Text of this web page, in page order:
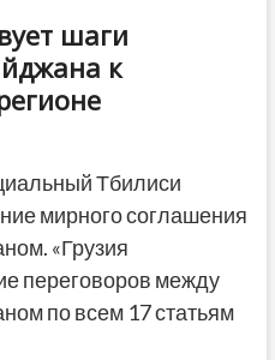
шаги
к
Тбилиси
мирного соглашения
«Грузия
переговоров между
по всем 17 статьям